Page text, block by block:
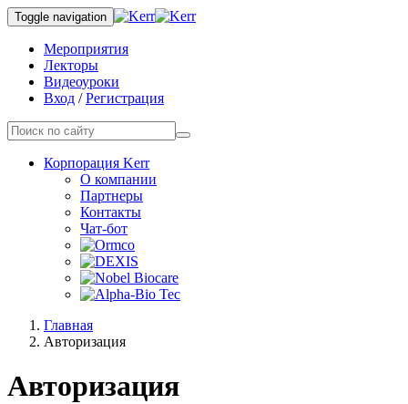
Toggle navigation
Мероприятия
Лекторы
Видеоуроки
Вход /Регистрация
Корпорация Kerr
О компании
Партнеры
Контакты
Чат-бот
Главная
Авторизация
Авторизация